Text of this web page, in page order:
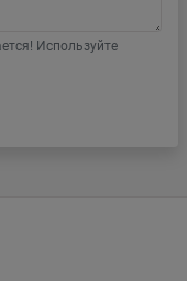
Используйте